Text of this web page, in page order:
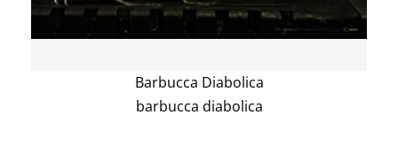
Barbucca Diabolica
barbucca diabolica